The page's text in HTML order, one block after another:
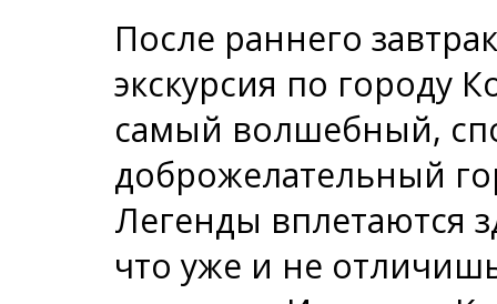
После раннего
экскурсия по городу
самый волшебный,
доброжелательный
Легенды вплетаются
что уже и не